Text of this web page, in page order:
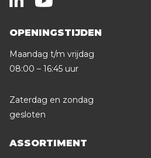
OPENINGSTIJDEN
Maandag t/m vrijdag
08:00 – 16:45 uur
Zaterdag en zondag
gesloten
ASSORTIMENT